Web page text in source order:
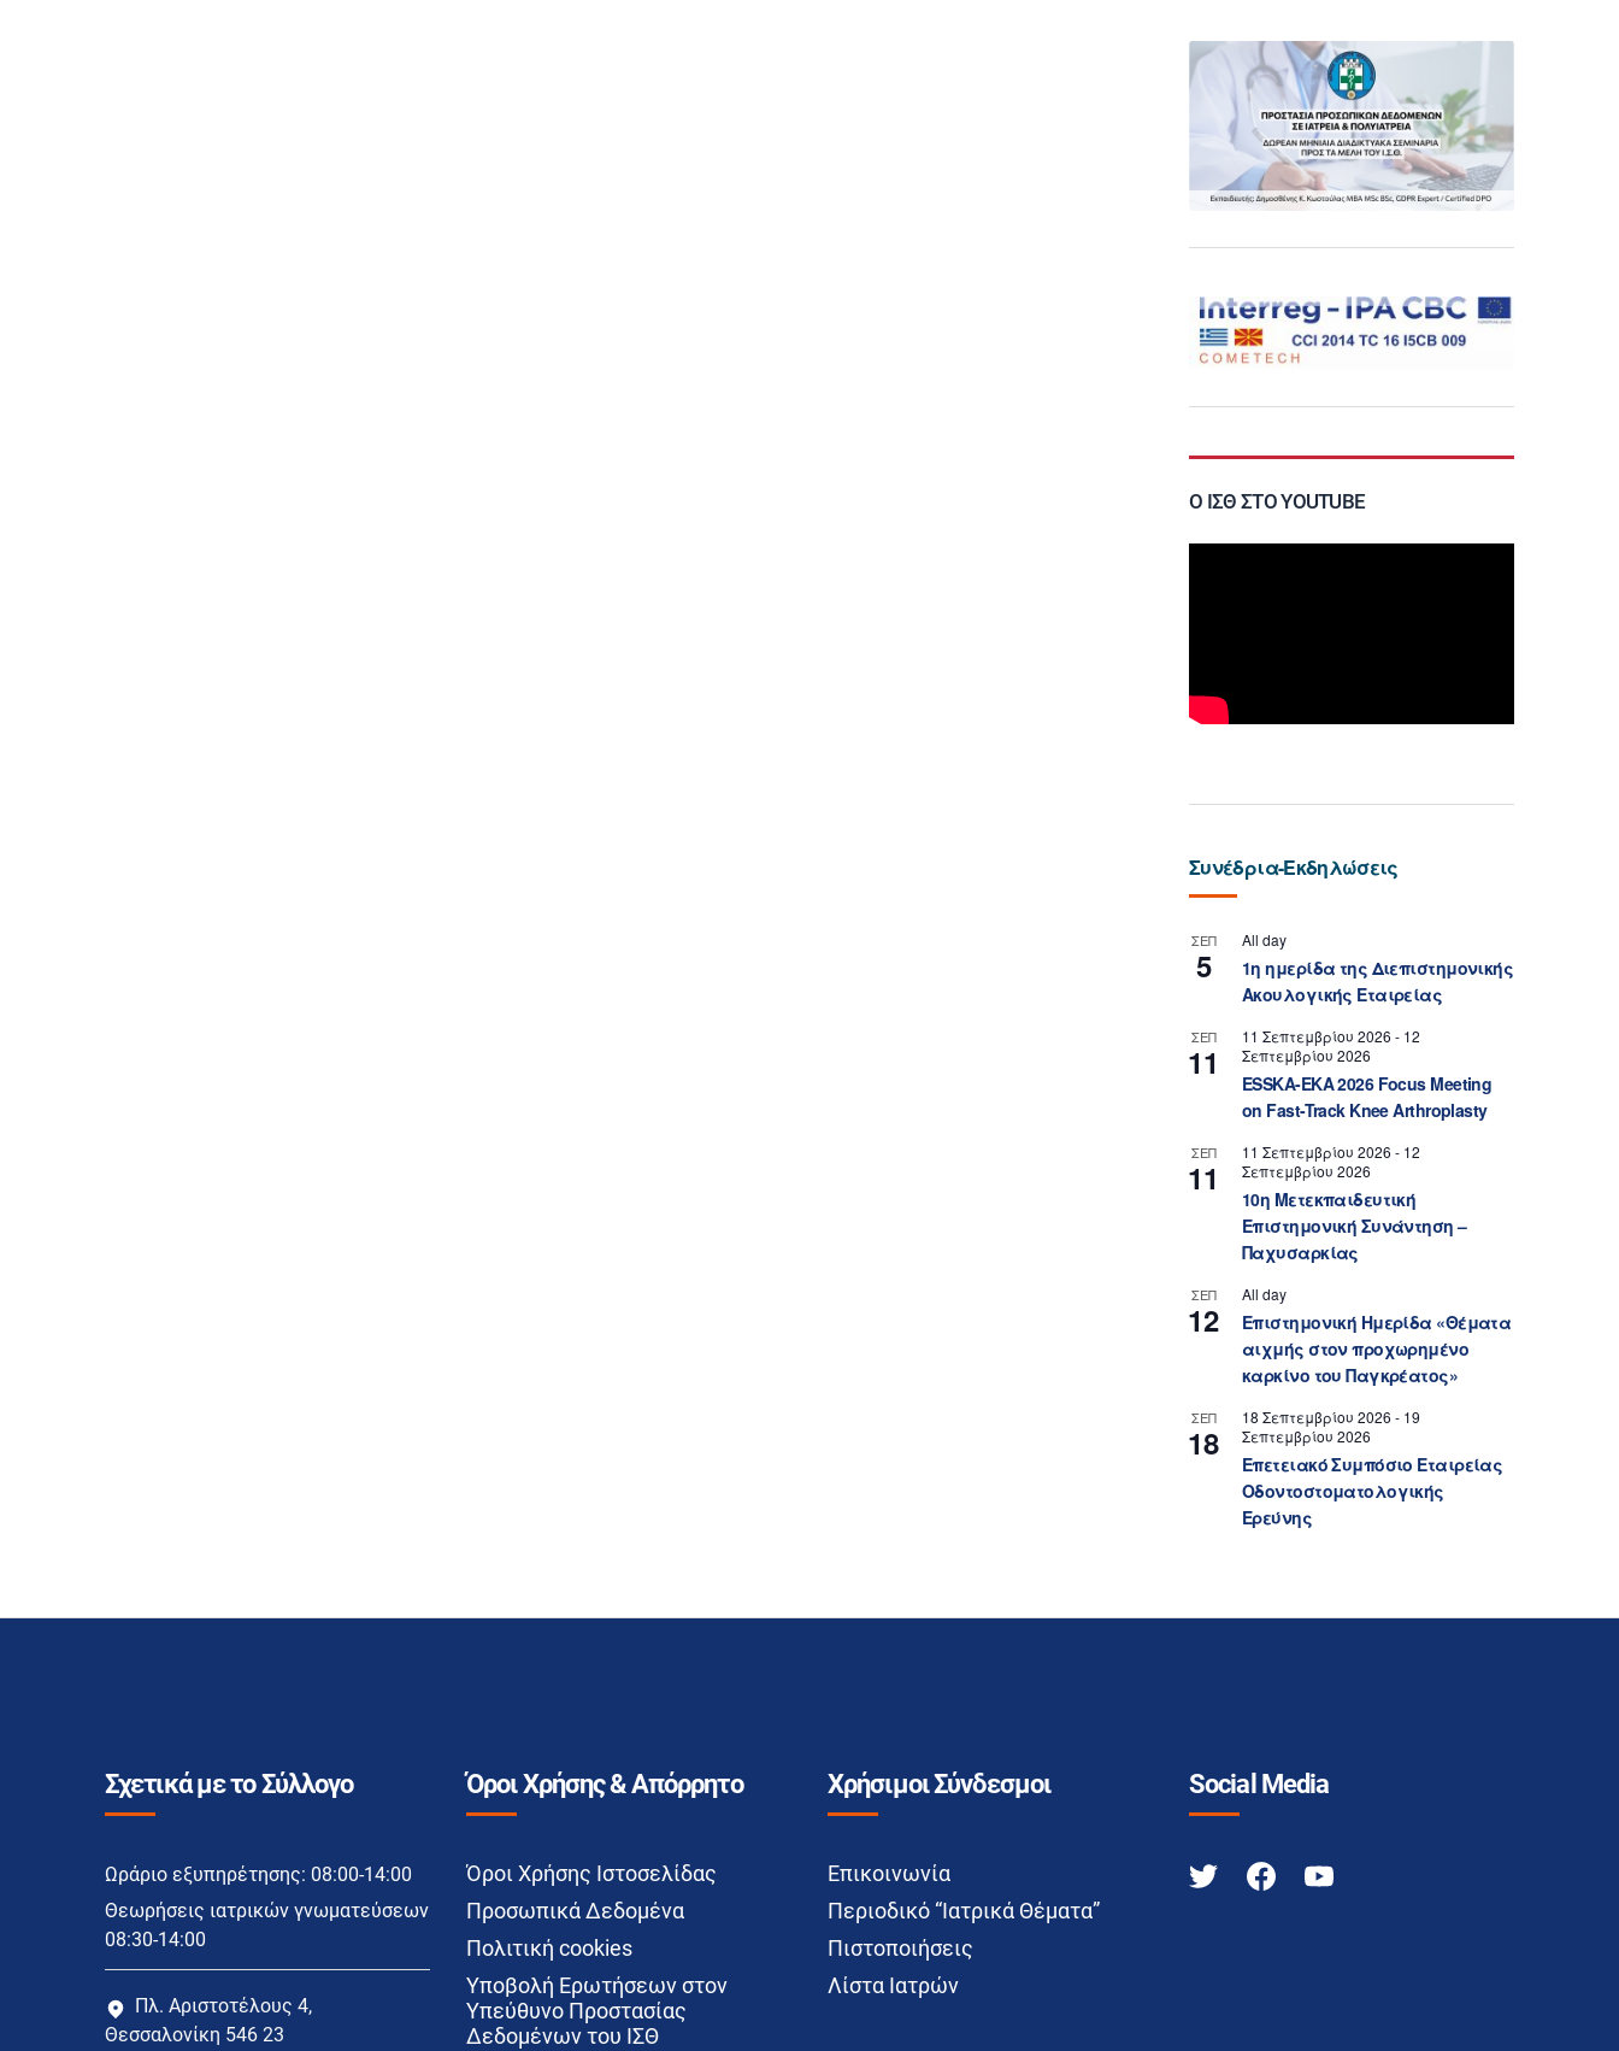
Ο ΙΣΘ ΣΤΟ YOUTUBE
Συνέδρια-Εκδηλώσεις
ΣΕΠ
5
All day
1η ημερίδα της Διεπιστημονικής
Ακουλογικής Εταιρείας
ΣΕΠ
11
11 Σεπτεμβρίου 2026 - 12
Σεπτεμβρίου 2026
ESSKA-EKA 2026 Focus Meeting
on Fast-Track Knee Arthroplasty
ΣΕΠ
11
11 Σεπτεμβρίου 2026 - 12
Σεπτεμβρίου 2026
10η Μετεκπαιδευτική
Επιστημονική Συνάντηση –
Παχυσαρκίας
ΣΕΠ
12
All day
Επιστημονική Ημερίδα «Θέματα
αιχμής στον προχωρημένο
καρκίνο του Παγκρέατος»
ΣΕΠ
18
18 Σεπτεμβρίου 2026 - 19
Σεπτεμβρίου 2026
Επετειακό Συμπόσιο Εταιρείας
Οδοντοστοματολογικής
Ερεύνης
Σχετικά με το Σύλλογο
Ωράριο εξυπηρέτησης: 08:00-14:00
Θεωρήσεις ιατρικών γνωματεύσεων
08:30-14:00
Πλ. Αριστοτέλους 4,
Θεσσαλονίκη 546 23
Όροι Χρήσης & Απόρρητο
Όροι Χρήσης Ιστοσελίδας
Προσωπικά Δεδομένα
Πολιτική cookies
Υποβολή Ερωτήσεων στον
Υπεύθυνο Προστασίας
Δεδομένων του ΙΣΘ
Χρήσιμοι Σύνδεσμοι
Επικοινωνία
Περιοδικό “Ιατρικά Θέματα”
Πιστοποιήσεις
Λίστα Ιατρών
Social Media